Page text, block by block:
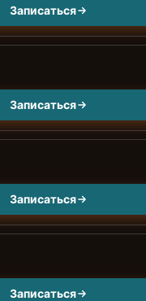
Записаться
Записаться
Записаться
Записаться